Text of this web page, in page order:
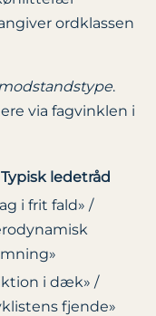
ordklassen
.
via fagvinklen i
Typisk ledetråd
i frit fald» /
i dæk» /
fjende»